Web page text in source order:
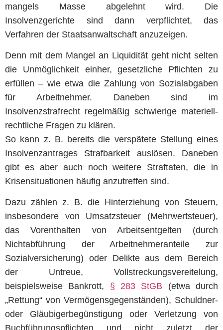
mangels Masse abgelehnt wird. Die
Insolvenzgerichte sind dann verpflichtet, das
Verfahren der Staatsanwaltschaft anzuzeigen.
Denn mit dem Mangel an Liquidität geht nicht selten
die Unmöglichkeit einher, gesetzliche Pflichten zu
erfüllen – wie etwa die Zahlung von Sozialabgaben
für Arbeitnehmer. Daneben sind im
Insolvenzstrafrecht regelmäßig schwierige materiell-
rechtliche Fragen zu klären.
So kann z. B. bereits die verspätete Stellung eines
Insolvenzantrages Strafbarkeit auslösen. Daneben
gibt es aber auch noch weitere Straftaten, die in
Krisensituationen häufig anzutreffen sind.
Dazu zählen z. B. die Hinterziehung von Steuern,
insbesondere von Umsatzsteuer (Mehrwertsteuer),
das Vorenthalten von Arbeitsentgelten (durch
Nichtabführung der Arbeitnehmeranteile zur
Sozialversicherung) oder Delikte aus dem Bereich
der Untreue, Vollstreckungsvereitelung,
beispielsweise Bankrott, § 283 StGB (etwa durch
„Rettung“ von Vermögensgegenständen), Schuldner-
oder Gläubigerbegünstigung oder Verletzung von